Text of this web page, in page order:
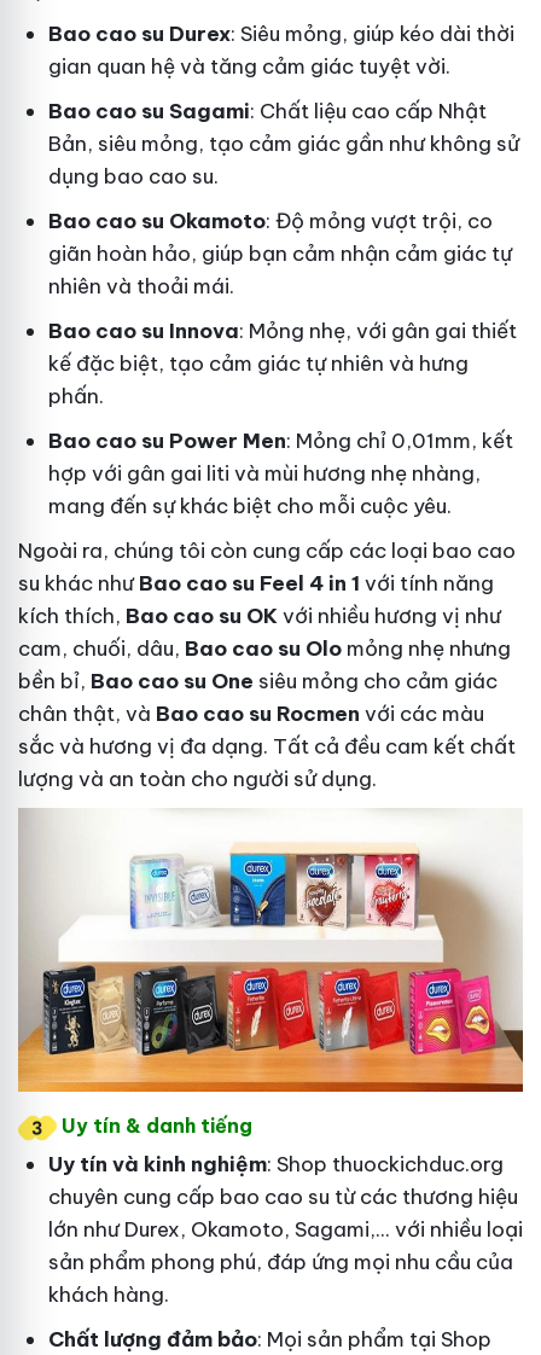
Bao cao su Durex: Siêu mỏng, giúp kéo dài thời
gian quan hệ và tăng cảm giác tuyệt vời.
Bao cao su Sagami: Chất liệu cao cấp Nhật
Bản, siêu mỏng, tạo cảm giác gần như không sử
dụng bao cao su.
Bao cao su Okamoto: Độ mỏng vượt trội, co
giãn hoàn hảo, giúp bạn cảm nhận cảm giác tự
nhiên và thoải mái.
Bao cao su Innova: Mỏng nhẹ, với gân gai thiết
kế đặc biệt, tạo cảm giác tự nhiên và hưng
phấn.
Bao cao su Power Men: Mỏng chỉ 0,01mm, kết
hợp với gân gai liti và mùi hương nhẹ nhàng,
mang đến sự khác biệt cho mỗi cuộc yêu.
Ngoài ra, chúng tôi còn cung cấp các loại bao cao
su khác nhưBao cao su Feel 4 in 1 với tính năng
kích thích, Bao cao su OKvới nhiều hương vị như
cam, chuối, dâu, Bao cao su Olo mỏng nhẹ nhưng
bền bỉ, Bao cao su One siêu mỏng cho cảm giác
chân thật, và Bao cao su Rocmen với các màu
sắc và hương vị đa dạng. Tất cả đều cam kết chất
lượng và an toàn cho người sử dụng.
Uy tín & danh tiếng
Uy tín và kinh nghiệm: Shop thuockichduc.org
chuyên cung cấp bao cao su từ các thương hiệu
lớn như Durex, Okamoto, Sagami,... với nhiều loại
sản phẩm phong phú, đáp ứng mọi nhu cầu của
khách hàng.
Chất lượng đảm bảo: Mọi sản phẩm tại Shop